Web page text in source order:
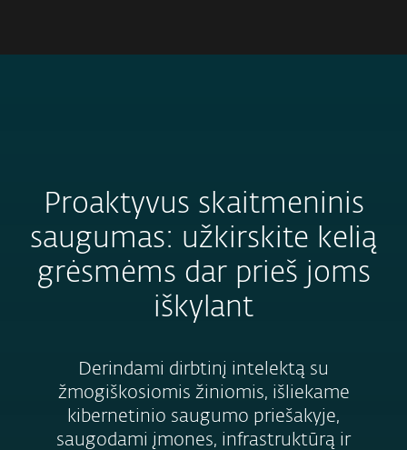
Proaktyvus skaitmeninis
saugumas: užkirskite kelią
grėsmėms dar prieš joms
iškylant
Derindami dirbtinį intelektą su
žmogiškosiomis žiniomis, išliekame
kibernetinio saugumo priešakyje,
saugodami įmones, infrastruktūrą ir